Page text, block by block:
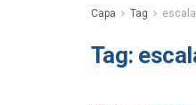
Capa Tag escala
Tag: